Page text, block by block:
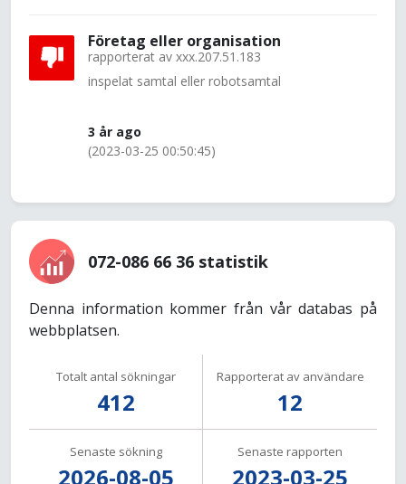
Företag eller organisation
rapporterat av xxx.207.51.183
inspelat samtal eller robotsamtal
3 år ago
(2023-03-25 00:50:45)
072-086 66 36 statistik
Denna information kommer från vår databas på
webbplatsen.
Totalt antal sökningar
412
Rapporterat av användare
12
Senaste sökning
2026-08-05
Senaste rapporten
2023-03-25